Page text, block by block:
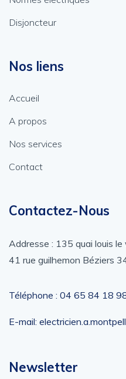
Disjoncteur
Nos liens
Accueil
A propos
Nos services
Contact
Contactez-Nous
Addresse : 135 quai louis
41 rue guilhemon Béziers
Téléphone : ‎04 65 84 18
E-mail:
Newsletter